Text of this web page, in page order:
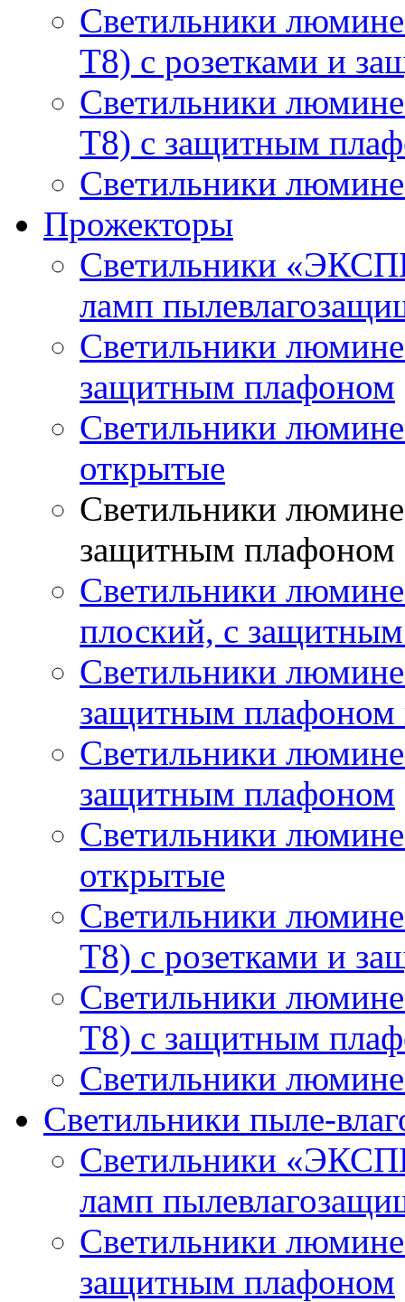
Светильники
T8) с розетками и
Светильники
T8) с защитным
Светильники
Прожекторы
Светильники
ламп
Светильники
защитным плафоном
Светильники
открытые
Светильники
защитным плафоном
Светильники
плоский, с
Светильники
защитным плафоном
Светильники
защитным плафоном
Светильники
открытые
Светильники
T8) с розетками и
Светильники
T8) с защитным
Светильники
Светильники пыле-
Светильники
ламп
Светильники
защитным плафоном